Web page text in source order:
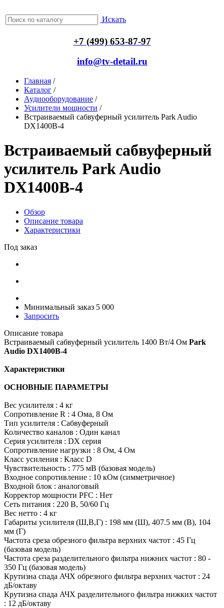
Искать
+7 (499) 653-87-97
info@tv-detail.ru
Главная /
Каталог /
Аудиооборудование /
Усилители мощности /
Встраиваемый сабвуферный усилитель Park Audio
DX1400B-4
Встраиваемый сабвуферный
усилитель Park Audio
DX1400B-4
Обзор
Описание товара
Характеристики
Под заказ
Минимальный заказ 5 000
Запросить
Описание товара
Встраиваемый сабвуферный усилитель 1400 Вт/4 Ом Park
Audio DX1400B-4
Характеристики
ОСНОВНЫЕ ПАРАМЕТРЫ
Вес усилителя : 4 кг
Сопротивление R : 4 Ома, 8 Ом
Тип усилителя : Сабвуферный
Количество каналов : Один канал
Серия усилителя : DX серия
Сопротивление нагрузки : 8 Ом, 4 Ом
Класс усиления : Класс D
Чувствительность : 775 мВ (базовая модель)
Входное сопротивление : 10 кОм (симметричное)
Входной блок : аналоговый
Корректор мощности PFC : Нет
Сеть питания : 220 В, 50/60 Гц
Вес нетто : 4 кг
Габариты усилителя (Ш,В,Г) : 198 мм (Ш), 407.5 мм (В), 104
мм (Г)
Частота среза обрезного фильтра верхних частот : 45 Гц
(базовая модель)
Частота среза разделительного фильтра нижних частот : 80 -
350 Гц (базовая модель)
Крутизна спада АЧХ обрезного фильтра верхних частот : 24
дБ/октаву
Крутизна спада АЧХ разделительного фильтра нижких частот
: 12 дБ/октаву